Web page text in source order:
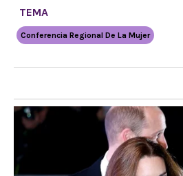
TEMA
Conferencia Regional De La Mujer